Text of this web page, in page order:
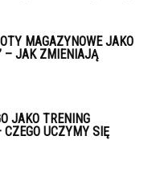
MAGAZYNOWE JAKO
– JAK ZMIENIAJĄ
JAKO TRENING
UCZYMY SIĘ